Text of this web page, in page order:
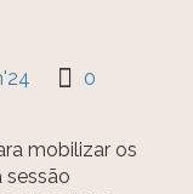
0
mobilizar os
sessão